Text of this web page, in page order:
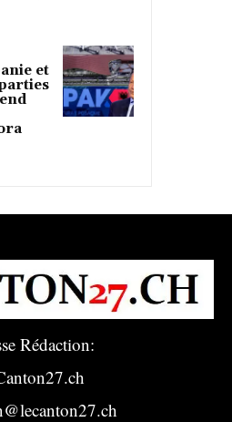
et
Rédaction: